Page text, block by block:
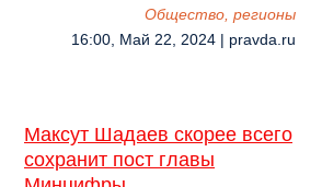
Общество, регионы
16:00, Май 22, 2024 | pravda.ru
Максут Шадаев скорее всего
сохранит пост главы